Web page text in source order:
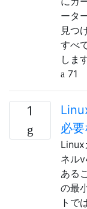
ータ
見つ
すべ
しま
71
1
必
Linux
ネル
ある
の最
トで